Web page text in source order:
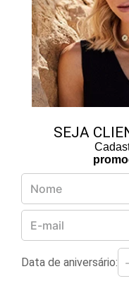
SEJA
Data de aniversário: